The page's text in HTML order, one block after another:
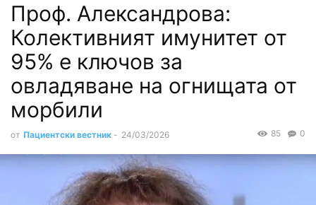
Проф. Александрова:
Колективният имунитет от
95% е ключов за
овладяване на огнищата от
морбили
от Пациентски вестник - 24/03/2026 0
85